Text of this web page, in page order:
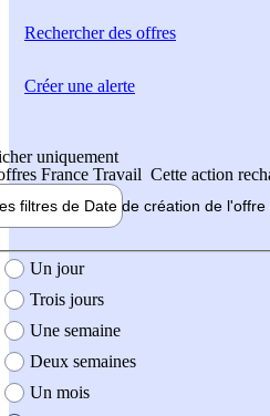
Rechercherdes offres
uniquement
France Travail Cette action
filtres de Date de création de l'offre
création de l'offre
Un jour
Trois jours
Une semaine
Deux semaines
Un mois
Créer une alerte